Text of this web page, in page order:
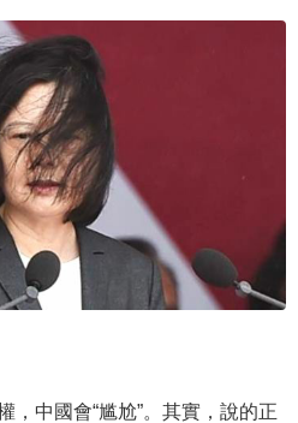
，中國會“尴尬”。其實，說的正